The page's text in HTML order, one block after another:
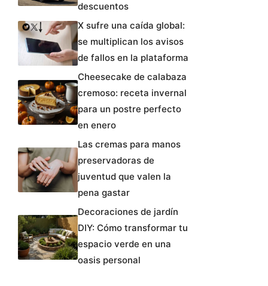
descuentos
X sufre una caída global:
se multiplican los avisos
de fallos en la plataforma
Cheesecake de calabaza
cremoso: receta invernal
para un postre perfecto
en enero
Las cremas para manos
preservadoras de
juventud que valen la
pena gastar
Decoraciones de jardín
DIY: Cómo transformar tu
espacio verde en una
oasis personal